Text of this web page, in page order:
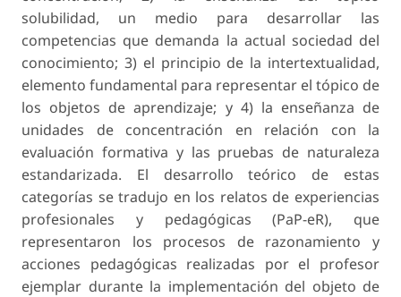
solubilidad, un medio para desarrollar las
competencias que demanda la actual sociedad del
conocimiento; 3) el principio de la intertextualidad,
elemento fundamental para representar el tópico de
los objetos de aprendizaje; y 4) la enseñanza de
unidades de concentración en relación con la
evaluación formativa y las pruebas de naturaleza
estandarizada. El desarrollo teórico de estas
categorías se tradujo en los relatos de experiencias
profesionales y pedagógicas (PaP-eR), que
representaron los procesos de razonamiento y
acciones pedagógicas realizadas por el profesor
ejemplar durante la implementación del objeto de